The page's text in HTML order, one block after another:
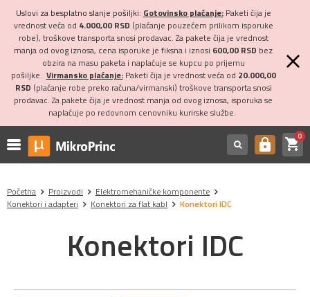
Uslovi za besplatno slanje pošiljki: Gotovinsko plaćanje:Paketi čija je
vrednost veća od 4.000,00 RSD (plaćanje pouzećem prilikom isporuke
robe), troškove transporta snosi prodavac. Za pakete čija je vrednost
manja od ovog iznosa, cena isporuke je fiksna i iznosi 600,00 RSD bez
obzira na masu paketa i naplaćuje se kupcu po prijemu
pošiljke. Virmansko plaćanje:Paketi čija je vrednost veća od 20.000,00
RSD (plaćanje robe preko računa/virmanski) troškove transporta snosi
prodavac. Za pakete čija je vrednost manja od ovog iznosa, isporuka se
naplaćuje po redovnom cenovniku kurirske službe.
https shopping_cart0
Početna Proizvodi
Elektromehaničke komponente
Konektori i adapteri
Konektori za flat kabl Konektori IDC
Konektori IDC